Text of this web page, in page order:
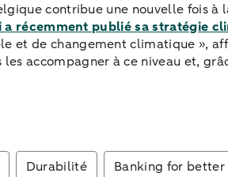
contribue une nouvelle fois
a récemment publié sa stratégie
et de changement climatique »,
accompagner à ce niveau et,
Durabilité Banking for better